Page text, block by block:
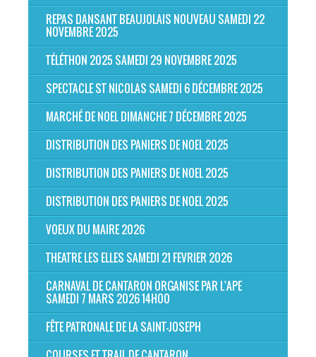
REPAS DANSANT BEAUJOLAIS NOUVEAU SAMEDI 22
NOVEMBRE 2025
TÉLÉTHON 2025 SAMEDI 29 NOVEMBRE 2025
SPECTACLE ST NICOLAS SAMEDI 6 DÉCEMBRE 2025
MARCHÉ DE NOEL DIMANCHE 7 DÉCEMBRE 2025
DISTRIBUTION DES PANIERS DE NOEL 2025
DISTRIBUTION DES PANIERS DE NOEL 2025
DISTRIBUTION DES PANIERS DE NOEL 2025
VOEUX DU MAIRE 2026
THEATRE LES ELLES SAMEDI 21 FEVRIER 2026
CARNAVAL DE CANTARON ORGANISE PAR L'APE
SAMEDI 7 MARS 2026 14H00
FÊTE PATRONALE DE LA SAINT-JOSEPH